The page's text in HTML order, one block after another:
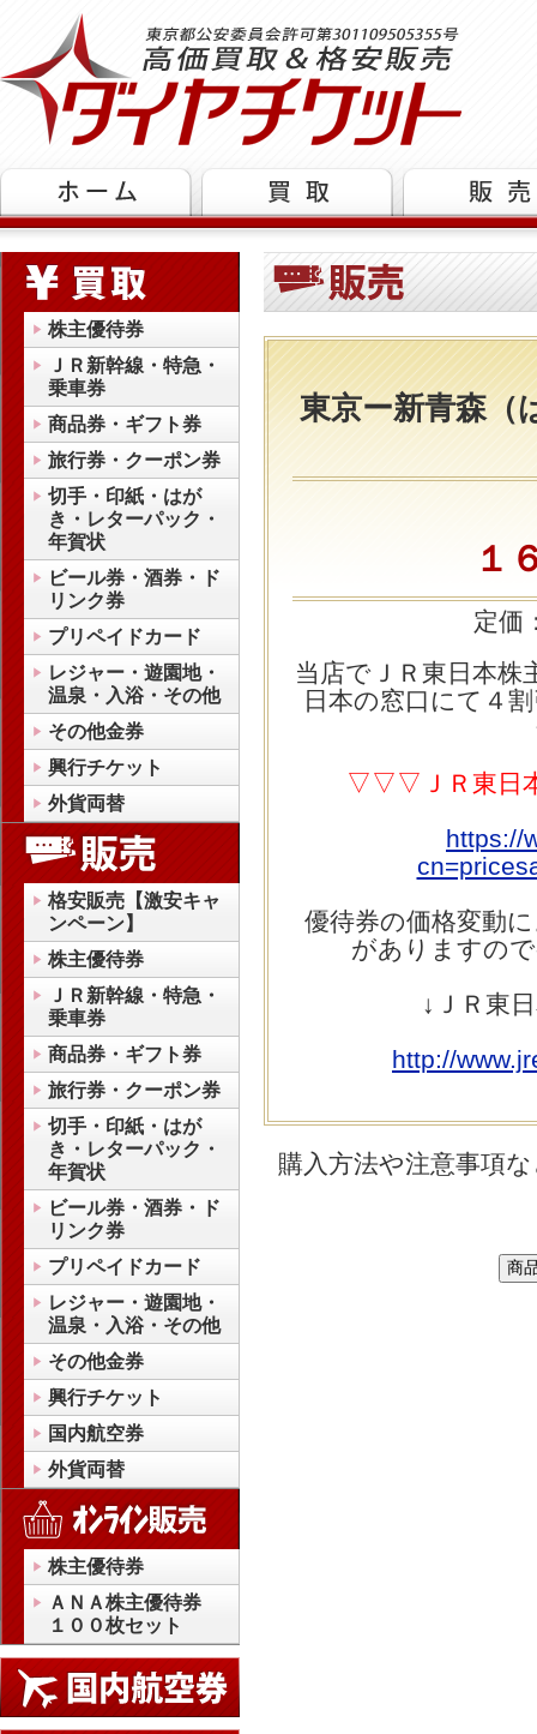
株主優待券
ＪＲ新幹線・特急・
乗車券
商品券・ギフト券
旅行券・クーポン券
切手・印紙・はが
き・レターパック・
年賀状
ビール券・酒券・ド
リンク券
プリペイドカード
レジャー・遊園地・
温泉・入浴・その他
その他金券
興行チケット
外貨両替
格安販売【激安キャ
ンペーン】
株主優待券
ＪＲ新幹線・特急・
乗車券
商品券・ギフト券
旅行券・クーポン券
切手・印紙・はが
き・レターパック・
年賀状
ビール券・酒券・ド
リンク券
プリペイドカード
レジャー・遊園地・
温泉・入浴・その他
その他金券
興行チケット
国内航空券
外貨両替
株主優待券
ＡＮＡ株主優待券
１００枚セット
東京ー新青森（
１
定価
当店でＪＲ東日本株
日本の窓口にて４
▽▽▽ＪＲ東日
https://
優待券の価格変動
がありますの
↓ＪＲ東
http://
購入方法や注意事項